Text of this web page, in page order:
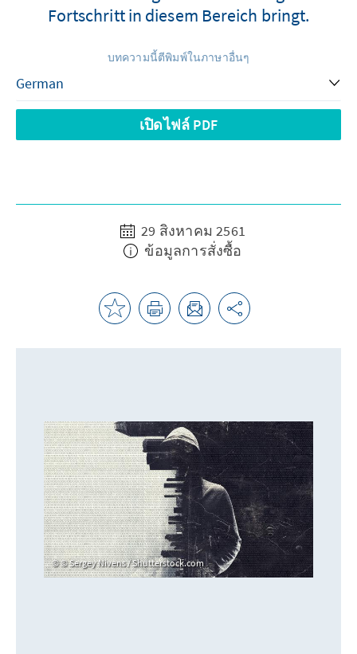
Fortschritt in diesem Bereich bringt.
บทความนี้ตีพิมพ์ในภาษาอื่นๆ
เปิดไฟล์ PDF
29 สิงหาคม 2561
ข้อมูลการสั่งซื้อ
© Sergey Nivens / Shutterstock.com